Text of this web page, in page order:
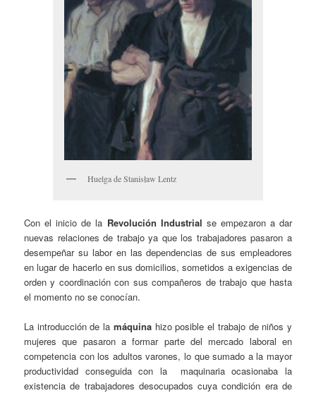
Huelga de Stanisław Lentz
Con el inicio de la Revolución Industrial se empezaron a dar
nuevas relaciones de trabajo ya que los trabajadores pasaron a
desempeñar su labor en las dependencias de sus empleadores
en lugar de hacerlo en sus domicilios, sometidos a exigencias de
orden y coordinación con sus compañeros de trabajo que hasta
el momento no se conocían.
La introducción de la máquinahizo posible el trabajo de niños y
mujeres que pasaron a formar parte del mercado laboral en
competencia con los adultos varones, lo que sumado a la mayor
productividad conseguida con la maquinaria ocasionaba la
existencia de trabajadores desocupados cuya condición era de